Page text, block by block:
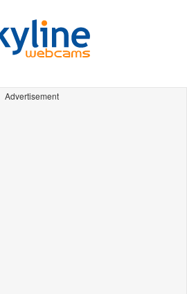
Advertisement